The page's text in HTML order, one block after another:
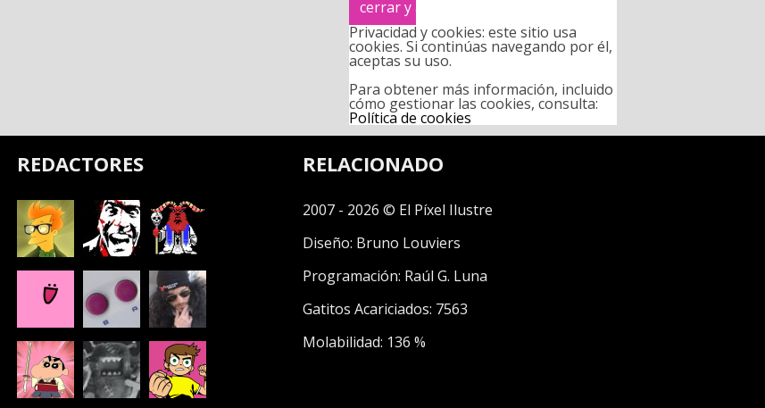
Privacidad y cookies: este sitio usa
cookies. Si continúas navegando por él,
aceptas su uso.
Para obtener más información, incluido
cómo gestionar las cookies, consulta:
Política de cookies
REDACTORES RELACIONADO
2007 - 2026 © El Píxel Ilustre
Diseño: Bruno Louviers
Programación: Raúl G. Luna
Gatitos Acariciados: 7563
Molabilidad: 136 %